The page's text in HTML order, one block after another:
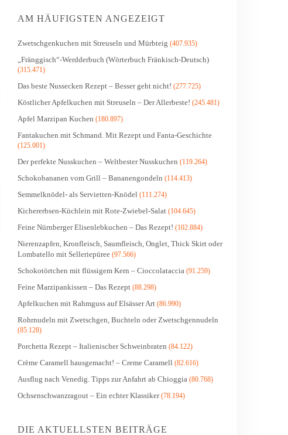
AM HÄUFIGSTEN ANGEZEIGT
Zwetschgenkuchen mit Streuseln und Mürbteig (407.935)
„Fränggisch“-Werdderbuch (Wörterbuch Fränkisch-Deutsch)
(315.471)
Das beste Nussecken Rezept – Besser geht nicht! (277.725)
Köstlicher Apfelkuchen mit Streuseln – Der Allerbeste! (245.481)
Apfel Marzipan Kuchen (180.897)
Fantakuchen mit Schmand. Mit Rezept und Fanta-Geschichte
(125.001)
Der perfekte Nusskuchen – Weltbester Nusskuchen (119.264)
Schokobananen vom Grill – Bananengondeln (114.413)
Semmelknödel- als Servietten-Knödel (111.274)
Kichererbsen-Küchlein mit Rote-Zwiebel-Salat (104.645)
Feine Nürnberger Elisenlebkuchen – Das Rezept! (102.884)
Nierenzapfen, Kronfleisch, Saumfleisch, Onglet, Thick Skirt oder
Lombatello mit Selleriepüree (97.566)
Schokotörtchen mit flüssigem Kern – Cioccolataccia (91.259)
Feine Marzipankissen – Das Rezept (88.298)
Apfelkuchen mit Rahmguss auf Elsässer Art (86.990)
Rohrnudeln mit Zwetschgen, Buchteln oder Zwetschgennudeln
(85.128)
Porchetta Rezept – Italienischer Schweinbraten (84.122)
Crème Caramell hausgemacht! – Creme Caramell (82.616)
Ausflug nach Venedig. Tipps zur Anfahrt ab Chioggia (80.768)
Ochsenschwanzragout – Ein echter Klassiker(78.194)
DIE AKTUELLSTEN BEITRÄGE